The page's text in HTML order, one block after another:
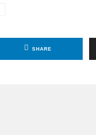
SHARE